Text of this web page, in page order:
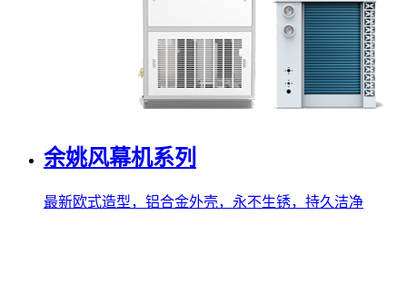
余姚风幕机系列
最新欧式造型，铝合金外壳，永不生锈，持久洁净